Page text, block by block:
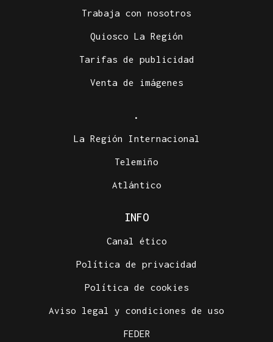
Trabaja con nosotros
Quiosco La Región
Tarifas de publicidad
Venta de imágenes
.
La Región Internacional
Telemiño
Atlántico
INFO
Canal ético
Política de privacidad
Política de cookies
Aviso legal y condiciones de uso
FEDER